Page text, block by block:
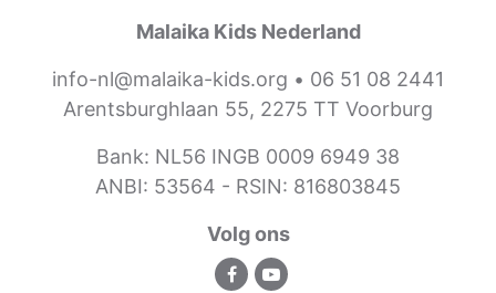
Malaika Kids Nederland
info-nl@malaika-kids.org • 06 51 08 2441
Arentsburghlaan 55, 2275 TT Voorburg
Bank: NL56 INGB 0009 6949 38
ANBI: 53564 - RSIN: 816803845
Volg ons